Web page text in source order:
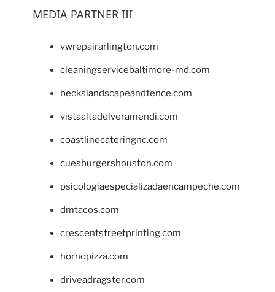
MEDIA PARTNER III
vwrepairarlington.com
cleaningservicebaltimore-md.com
beckslandscapeandfence.com
vistaaltadelveramendi.com
coastlinecateringnc.com
cuesburgershouston.com
psicologiaespecializadaencampeche.com
dmtacos.com
crescentstreetprinting.com
hornopizza.com
driveadragster.com